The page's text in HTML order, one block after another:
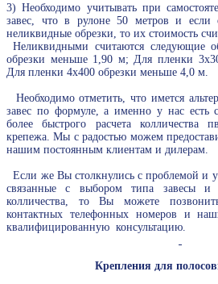
3) Необходимо учитывать при
завес, что в рулоне 50 метров и если
неликвидные обрезки, то их стоимость
Неликвидными считаются следующие
обрезки меньше 1,90 м; Для пленки
Для пленки 4х400 обрезки меньше 4,0 м.
Необходимо отметить, что имется
завес по формуле, а именно у нас есть
более быстрого расчета колличества
крепежа. Мы с радостью можем
нашим постоянным клиентам и дилерам.
Если же Вы столкнулись с проблемой и у
связанные с выбором типа завесы и
колличества, то Вы можете
контактных телефонных номеров и
квалифицированную консультацию.
Крепления для